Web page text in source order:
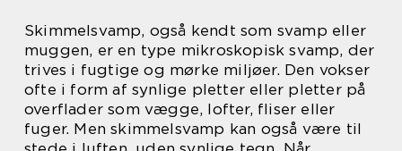
Skimmelsvamp, også kendt som svamp eller
muggen, er en type mikroskopisk svamp, der
trives i fugtige og mørke miljøer. Den vokser
ofte i form af synlige pletter eller pletter på
overflader som vægge, lofter, fliser eller
fuger. Men skimmelsvamp kan også være til